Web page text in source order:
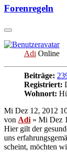
Forenregeln
Adi Online
Beiträge:
Registriert:
Wohnort:
Mi Dez 12, 2012
von Adi » Mi Dez
Hier gilt der
uns
scheint, möchten